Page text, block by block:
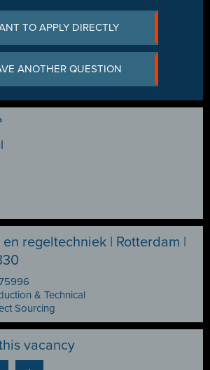
TO APPLY DIRECTLY
ANOTHER QUESTION
regeltechniek | Rotterdam |
& Technical
Sourcing
vacancy